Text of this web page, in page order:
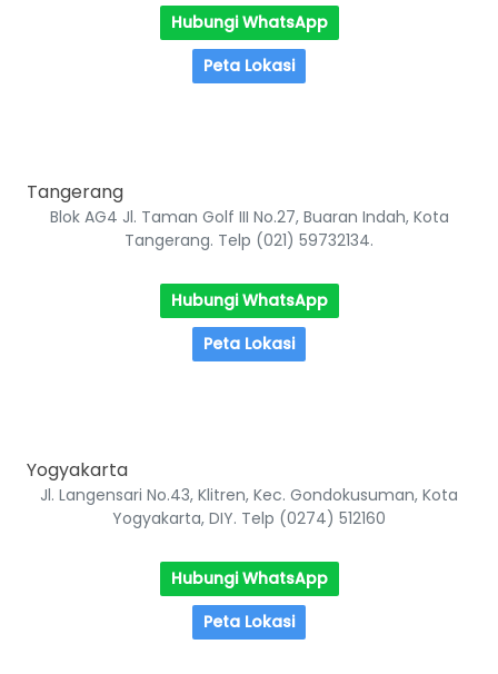
Hubungi WhatsApp
Peta Lokasi
Tangerang
Blok AG4 Jl. Taman Golf III No.27, Buaran Indah, Kota
Tangerang. Telp (021) 59732134.
Hubungi WhatsApp
Peta Lokasi
Yogyakarta
Jl. Langensari No.43, Klitren, Kec. Gondokusuman, Kota
Yogyakarta, DIY. Telp (0274) 512160
Hubungi WhatsApp
Peta Lokasi